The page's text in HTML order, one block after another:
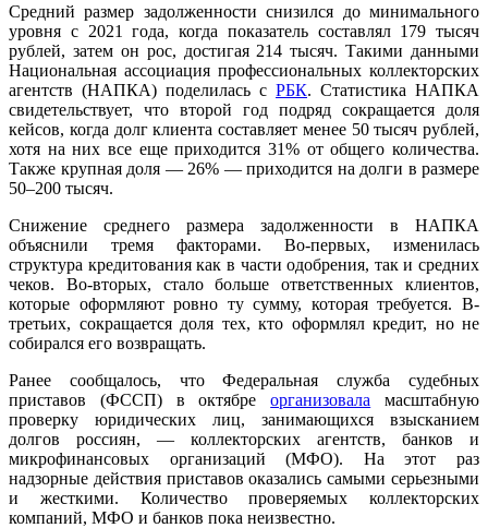
Средний размер задолженности снизился до минимального
уровня с 2021 года, когда показатель составлял 179 тысяч
рублей, затем он рос, достигая 214 тысяч. Такими данными
Национальная ассоциация профессиональных коллекторских
агентств (НАПКА) поделилась с РБК. Статистика НАПКА
свидетельствует, что второй год подряд сокращается доля
кейсов, когда долг клиента составляет менее 50 тысяч рублей,
хотя на них все еще приходится 31% от общего количества.
Также крупная доля — 26% — приходится на долги в размере
50–200 тысяч.
Снижение среднего размера задолженности в НАПКА
объяснили тремя факторами. Во-первых, изменилась
структура кредитования как в части одобрения, так и средних
чеков. Во-вторых, стало больше ответственных клиентов,
которые оформляют ровно ту сумму, которая требуется. В-
третьих, сокращается доля тех, кто оформлял кредит, но не
собирался его возвращать.
Ранее сообщалось, что Федеральная служба судебных
приставов (ФССП) в октябреорганизовала масштабную
проверку юридических лиц, занимающихся взысканием
долгов россиян, — коллекторских агентств, банков и
микрофинансовых организаций (МФО). На этот раз
надзорные действия приставов оказались самыми серьезными
и жесткими. Количество проверяемых коллекторских
компаний, МФО и банков пока неизвестно.